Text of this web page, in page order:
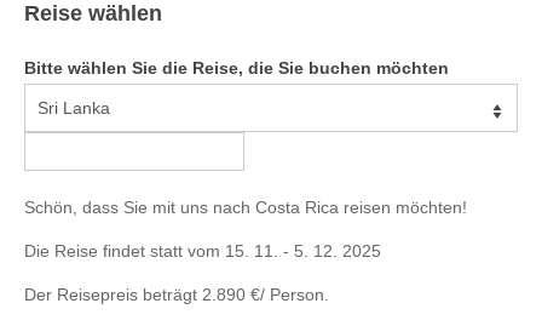
Reise wählen
Bitte wählen Sie die Reise, die Sie buchen möchten
wählen
die
Sie
Schön, dass Sie mit uns nach Costa Rica reisen möchten!
Die Reise findet statt vom 15. 11. - 5. 12. 2025
Der Reisepreis beträgt 2.890 €/ Person.